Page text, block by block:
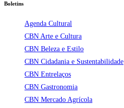
Boletins
Agenda Cultural
CBN Arte e Cultura
CBN Beleza e Estilo
CBN Cidadania e Sustentabilidade
CBN Entrelaços
CBN Gastronomia
CBN Mercado Agrícola